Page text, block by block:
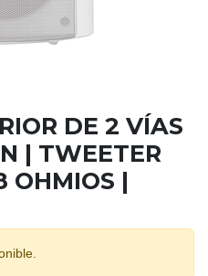
DE 2 VÍAS
| TWEETER
OHMIOS |